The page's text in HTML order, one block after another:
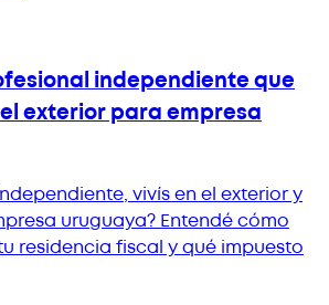
independiente que
exterior para empresa
vivís en el exterior y
uruguaya? Entendé cómo
residencia fiscal y qué impuesto